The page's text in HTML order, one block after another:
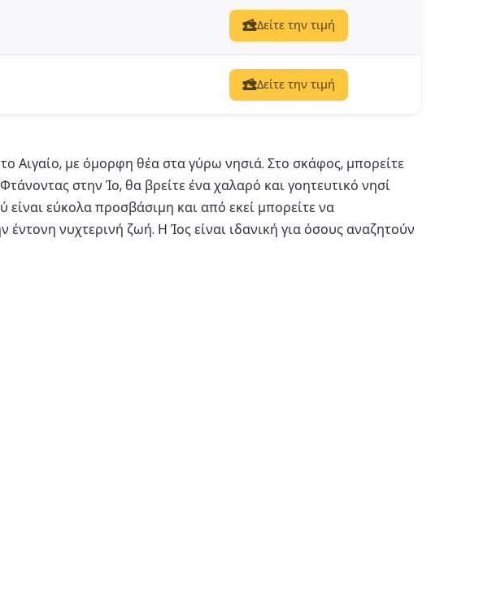
Δείτε την τιμή
Δείτε την τιμή
Αιγαίο, με όμορφη θέα στα γύρω νησιά. Στο σκάφος, μπορείτε
στην Ίο, θα βρείτε ένα χαλαρό και γοητευτικό νησί
εύκολα προσβάσιμη και από εκεί μπορείτε να
νυχτερινή ζωή. Η Ίος είναι ιδανική για όσους αναζητούν